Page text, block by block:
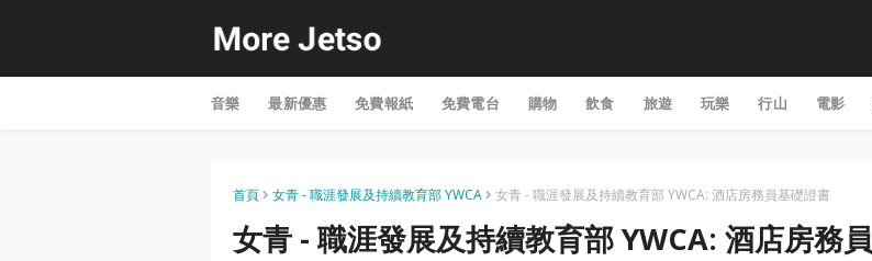
音樂 最新優惠 免費報紙 免費電台 購物 飲食 旅遊 玩樂 行山 電影
首頁 女青 - 職涯發展及持續教育部 YWCA 女青 - 職涯發展及持續教育部 YWCA: 酒店房務員基礎證書
女青 - 職涯發展及持續教育部 YWCA: 酒店房務員